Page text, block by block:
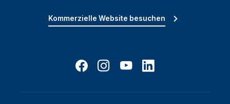
Kommerzielle Website besuchen